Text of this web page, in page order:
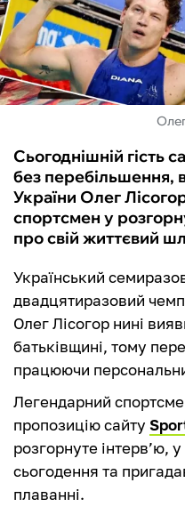
ІНШІ
БУКМЕКЕРИ
Сьогоднішній гість
без перебільшення,
України Олег
спортсмен у
про свій життєвий
Український
двадцятиразовий
Олег Лісогор нині
батьківщині, тому
працюючи
Легендарний
пропозицію сайту
розгорнуте інтерв’ю,
сьогодення та
плаванні.